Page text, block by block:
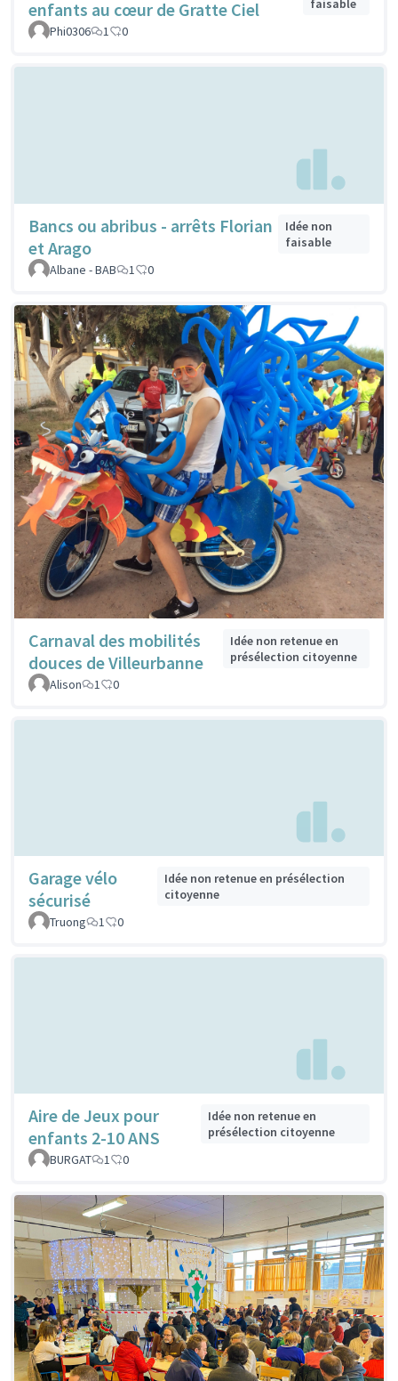
enfants au cœur de Gratte Ciel
faisable
Phi0306
1 0
Bancs ou abribus - arrêts Florian
et Arago
Idée non
faisable
Albane - BAB
1 0
Carnaval des mobilités
douces de Villeurbanne
Idée non retenue en
présélection citoyenne
Alison
1 0
Garage vélo
sécurisé
Idée non retenue en présélection
citoyenne
Truong
1 0
Aire de Jeux pour
enfants 2-10 ANS
Idée non retenue en
présélection citoyenne
BURGAT
1 0